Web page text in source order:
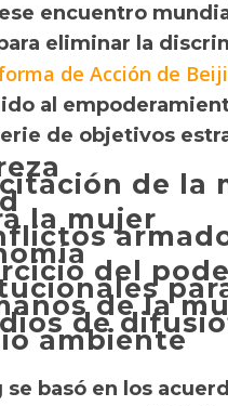
encuentro
eliminar la
de Acción de
al
de objetivos
de la
la mujer
del
de la
de
ambiente
basó en los